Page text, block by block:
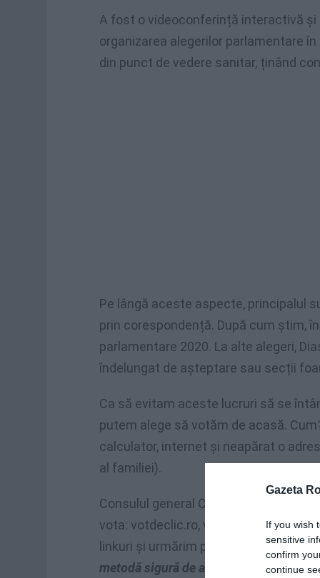
Gazeta
If you wish
sensitive
confirm
continue
A fost o videoconferință interactivă
organizarea alegerilor parlamentare
din punct de vedere sanitar, ținând
Pe lângă aceste aspecte, principalul
prin corespondență. După cum știm,
parlamentare 2020. La alte alegeri,
îndelungat de așteptare sau secții
Ca să evitam aceste lucruri să se
putem alege să votăm de acasă.
calculator, internet și neapărat o
al familiei).
Consulul general Cosmin Lotreanu
vota: votdeclic.ro, votstrainatate.ro,
linkuri și urmărim pașii.
„Să
metodă sigură de a vota. Să fie luată în